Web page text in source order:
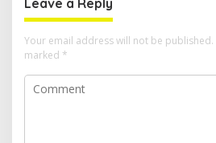
Leave a Reply
Your email address will not be published.
marked *